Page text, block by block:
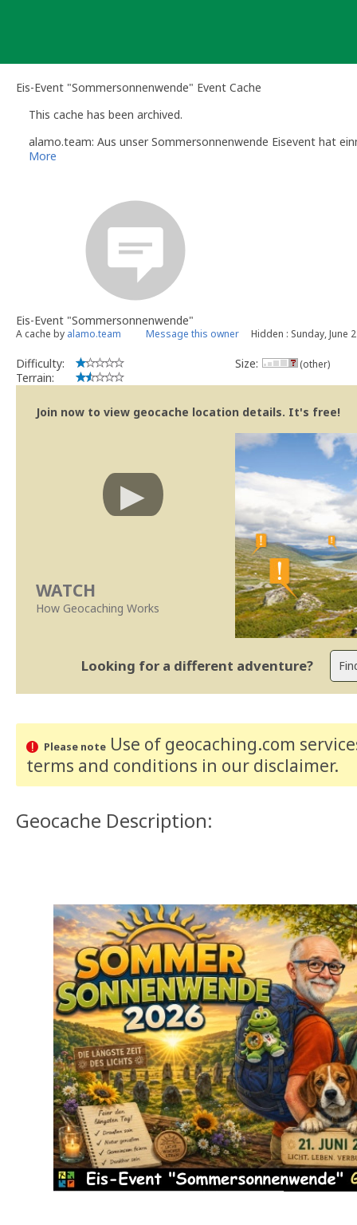
Eis-Event "Sommersonnenwende" Event Cache
This cache has been archived.
alamo.team: Aus unser Sommersonnenwende Eisevent hat
More
Eis-Event "Sommersonnenwende"
A cache by alamo.team Message this owner Hidden : Sunday, June
Difficulty:
Terrain:
Size: (other)
Join now to view geocache location details. It's free!
WATCH
How Geocaching Works
Looking for a different adventure?
Please noteUse of geocaching.com
terms and conditions in our disclaimer.
Geocache Description: